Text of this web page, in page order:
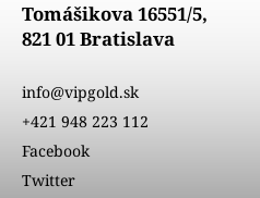
Tomášikova 16551/5,
821 01 Bratislava
info@vipgold.sk
+421 948 223 112
Facebook
Twitter